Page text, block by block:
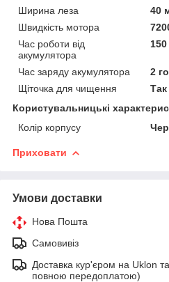
Ширина леза
40
Швидкість мотора
Час роботи від
акумулятора
Час заряду акумулятора
2
Щіточка для чищення
Так
Користувальницькі
Колір корпусу
Приховати
Умови доставки
Нова Пошта
Самовивіз
Доставка кур'єром на Uklon
повною передоплатою)